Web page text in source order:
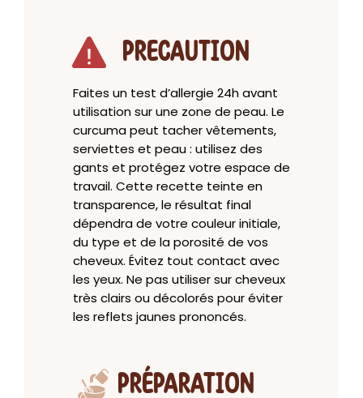
PRECAUTION
Faites un test d’allergie 24h avant
utilisation sur une zone de peau. Le
curcuma peut tacher vêtements,
serviettes et peau : utilisez des
gants et protégez votre espace de
travail. Cette recette teinte en
transparence, le résultat final
dépendra de votre couleur initiale,
du type et de la porosité de vos
cheveux. Évitez tout contact avec
les yeux. Ne pas utiliser sur cheveux
très clairs ou décolorés pour éviter
les reflets jaunes prononcés.
PRÉPARATION